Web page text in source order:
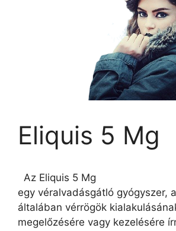
Eliquis 5 Mg
Az Eliquis 5 Mg
egy véralvadásgátló gyógyszer,
általában vérrögök
megelőzésére vagy kezelésére